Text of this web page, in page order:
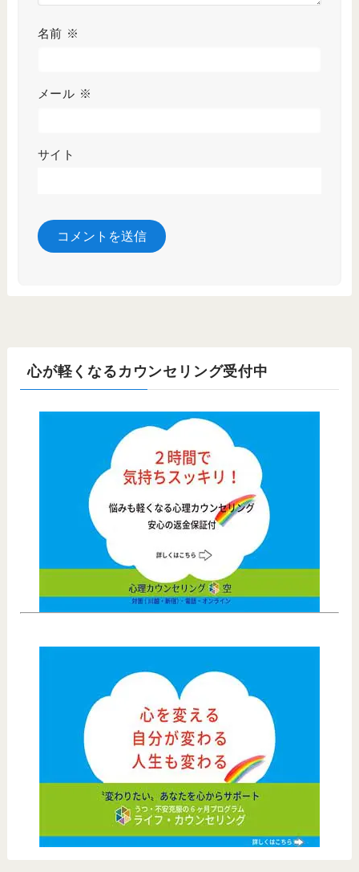
名前 ※
メール ※
サイト
心が軽くなるカウンセリング受付中